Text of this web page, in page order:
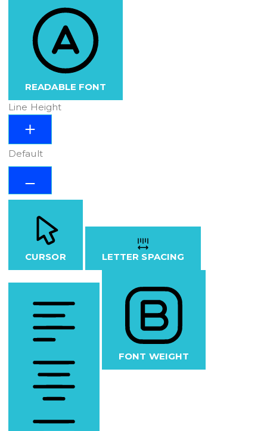
READABLE FONT
Line Height
Default
CURSOR LETTER SPACING
FONT WEIGHT